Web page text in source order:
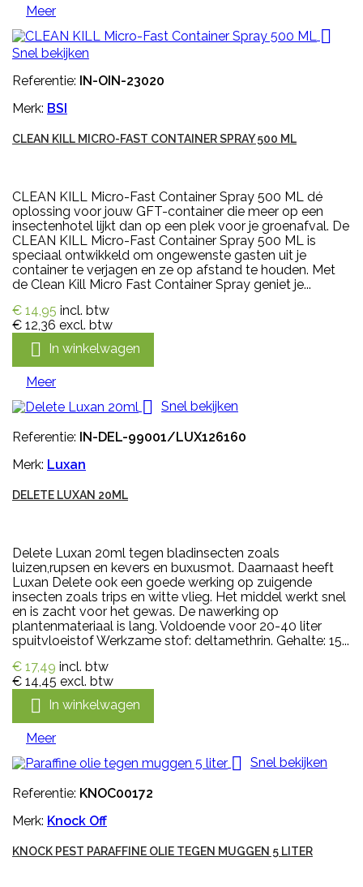
Meer

Snel bekijken
Referentie: IN-OIN-23020
Merk: BSI
CLEAN KILL MICRO-FAST CONTAINER SPRAY 500 ML
CLEAN KILL Micro-Fast Container Spray 500 ML dé
oplossing voor jouw GFT-container die meer op een
insectenhotel lijkt dan op een plek voor je groenafval. De
CLEAN KILL Micro-Fast Container Spray 500 ML is
speciaal ontwikkeld om ongewenste gasten uit je
container te verjagen en ze op afstand te houden. Met
de Clean Kill Micro Fast Container Spray geniet je...
€ 14,95 incl. btw
€ 12,36 excl. btw
 In winkelwagen
Meer
 Snel bekijken
Referentie: IN-DEL-99001/LUX126160
Merk: Luxan
DELETE LUXAN 20ML
Delete Luxan 20ml tegen bladinsecten zoals
luizen,rupsen en kevers en buxusmot. Daarnaast heeft
Luxan Delete ook een goede werking op zuigende
insecten zoals trips en witte vlieg. Het middel werkt snel
en is zacht voor het gewas. De nawerking op
plantenmateriaal is lang. Voldoende voor 20-40 liter
spuitvloeistof Werkzame stof: deltamethrin. Gehalte: 15...
€ 17,49 incl. btw
€ 14,45 excl. btw
 In winkelwagen
Meer
 Snel bekijken
Referentie: KNOC00172
Merk: Knock Off
KNOCK PEST PARAFFINE OLIE TEGEN MUGGEN 5 LITER